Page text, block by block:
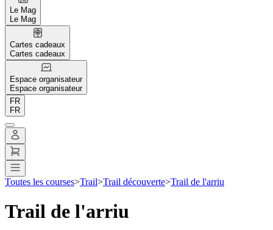
Le Mag
Le Mag
Cartes cadeaux
Cartes cadeaux
Espace organisateur
Espace organisateur
FR
FR
Toutes les courses>Trail>Trail découverte>Trail de l'arriu
Trail de l'arriu